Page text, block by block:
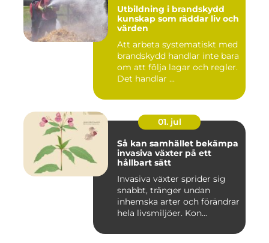
Utbildning i brandskydd
kunskap som räddar liv och
värden
Att arbeta systematiskt med
brandskydd handlar inte bara
om att följa lagar och regler.
Det handlar ...
01. jul
Så kan samhället bekämpa
invasiva växter på ett
hållbart sätt
Invasiva växter sprider sig
snabbt, tränger undan
inhemska arter och förändrar
hela livsmiljöer. Kon...